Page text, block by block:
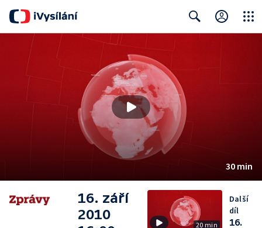
30 min
16. září
2010
20 min
Další
díl
16.